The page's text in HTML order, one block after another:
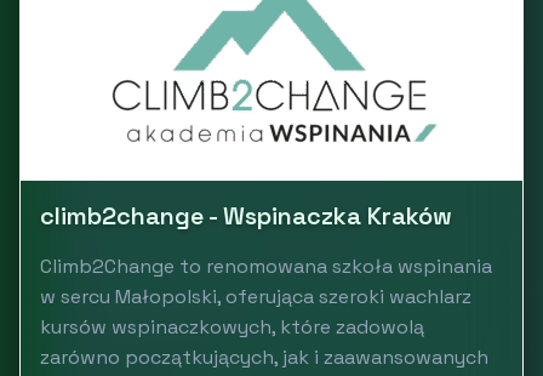
climb2change - Wspinaczka Kraków
Climb2Change to renomowana szkoła wspinania
w sercu Małopolski, oferująca szeroki wachlarz
kursów wspinaczkowych, które zadowolą
zarówno początkujących, jak i zaawansowanych